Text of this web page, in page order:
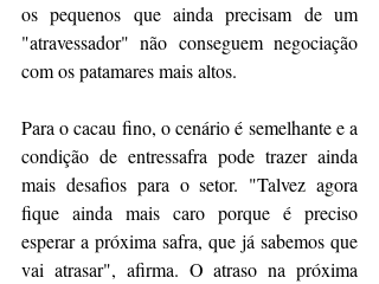
os pequenos que ainda precisam de um
"atravessador" não conseguem negociação
com os patamares mais altos.
Para o cacau fino, o cenário é semelhante e a
condição de entressafra pode trazer ainda
mais desafios para o setor. "Talvez agora
fique ainda mais caro porque é preciso
esperar a próxima safra, que já sabemos que
vai atrasar", afirma. O atraso na próxima